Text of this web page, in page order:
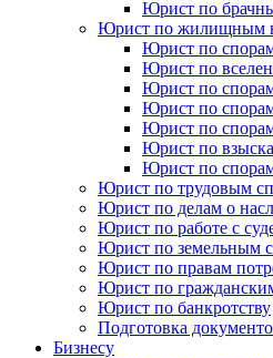
Юрист по
Юрист по жилищным
Юрист по
Юрист по
Юрист по
Юрист по
Юрист по
Юрист по
Юрист по
Юрист по трудовым
Юрист по делам о
Юрист по работе с
Юрист по земельным
Юрист по правам
Юрист по
Юрист по банкротству
Подготовка
Бизнесу